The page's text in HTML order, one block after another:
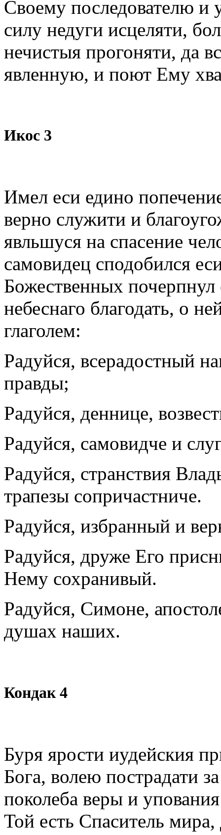
Своему последователю и
силу недуги исцеляти,
нечистыя прогоняти, да
явленную, и поют Ему
Икос 3
Имел еси едино
верно служити и
явльшуся на спасение
самовидец сподобился
Божественных
небеснаго благодать, о
глаголем:
Радуйся, всерадостный
правды;
Радуйся, деннице,
Радуйся, самовидче и
Радуйся, странствия
трапезы сопричастниче.
Радуйся, избранный и
Радуйся, друже Его
Нему сохранивый.
Радуйся, Симоне,
душах наших.
Кондак 4
Буря ярости иудейския
Бога, волею пострадати
поколеба веры и
Той есть Спаситель